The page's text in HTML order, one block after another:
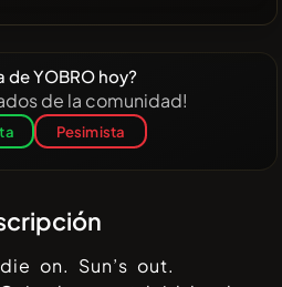
YOBRO hoy?
de la comunidad!
Pesimista
on. Sun’s out.